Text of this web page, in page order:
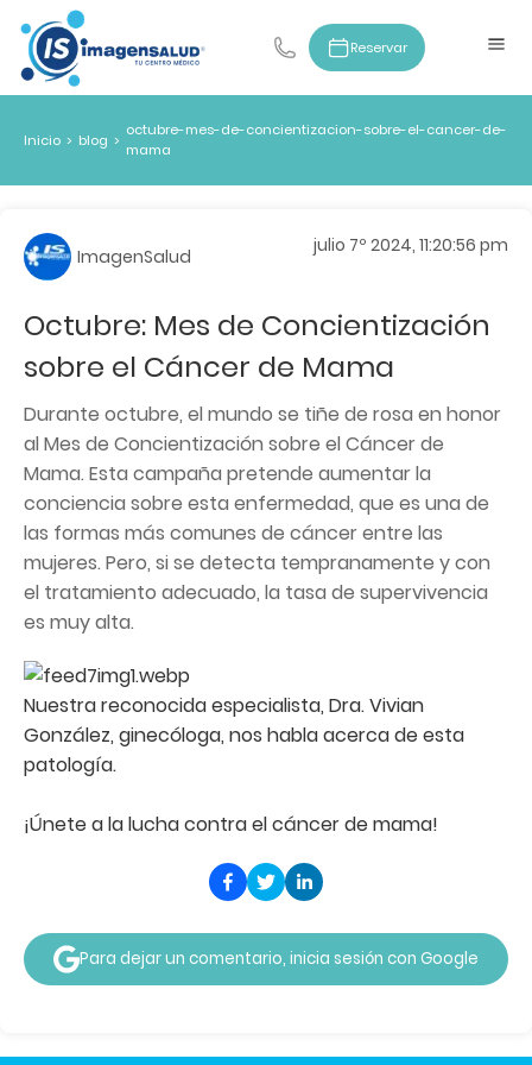
Reservar
Inicio > blog >
octubre-mes-de-concientizacion-sobre-el-cancer-de-
mama
ImagenSalud julio 7º 2024, 11:20:56 pm
Octubre: Mes de Concientización
sobre el Cáncer de Mama
Durante octubre, el mundo se tiñe de rosa en honor
al Mes de Concientización sobre el Cáncer de
Mama. Esta campaña pretende aumentar la
conciencia sobre esta enfermedad, que es una de
las formas más comunes de cáncer entre las
mujeres. Pero, si se detecta tempranamente y con
el tratamiento adecuado, la tasa de supervivencia
es muy alta.
Nuestra reconocida especialista, Dra. Vivian
González, ginecóloga, nos habla acerca de esta
patología.
¡Únete a la lucha contra el cáncer de mama!
Para dejar un comentario, inicia sesión con Google